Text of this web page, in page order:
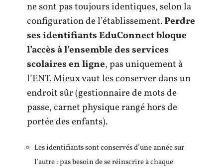
ne sont pas toujours identiques, selon la
configuration de l’établissement.Perdre
ses identifiants EduConnect bloque
l’accès à l’ensemble des services
scolaires en ligne, pas uniquement à
l’ENT. Mieux vaut les conserver dans un
endroit sûr (gestionnaire de mots de
passe, carnet physique rangé hors de
portée des enfants).
Les identifiants sont conservés d’une année sur
l’autre : pas besoin de se réinscrire à chaque